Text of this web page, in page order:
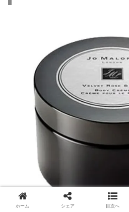
ホーム シェア 目次へ